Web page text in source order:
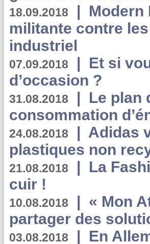
18.09.2018 | Modern
militante contre
industriel
07.09.2018 | Et si
d’occasion ?
31.08.2018 | Le plan
consommation
24.08.2018 | Adidas
plastiques non
21.08.2018 | La
cuir !
10.08.2018 | « Mon
partager des
03.08.2018 | En